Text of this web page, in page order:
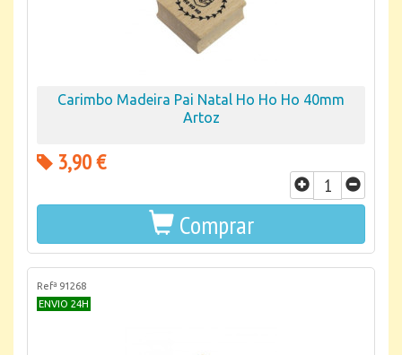
Carimbo Madeira Pai Natal Ho Ho Ho 40mm
Artoz
3,90 €
Comprar
Refª 91268
ENVIO 24H